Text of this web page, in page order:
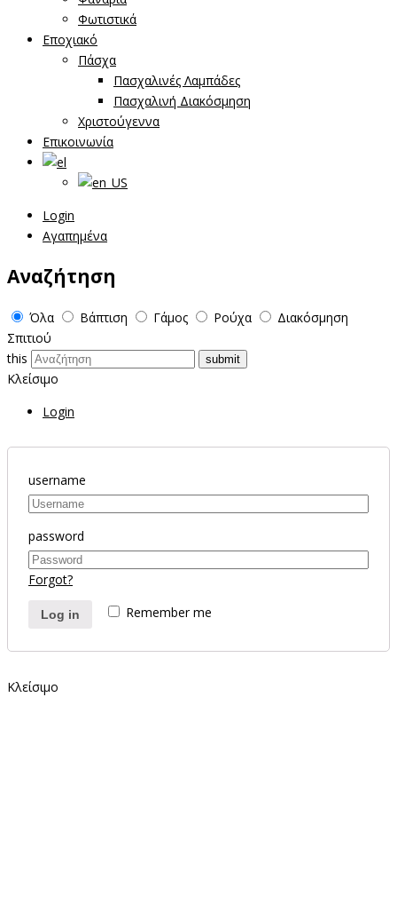
Φωτιστικά
Εποχιακό
Πάσχα
Πασχαλινές Λαμπάδες
Πασχαλινή Διακόσμηση
Χριστούγεννα
Επικοινωνία
Login
Αγαπημένα
Αναζήτηση
Όλα Βάπτιση Γάμος Ρούχα
Διακόσμηση
Σπιτιού
this
Κλείσιμο
Login
username
password
Forgot?
Remember me
Log in
Κλείσιμο